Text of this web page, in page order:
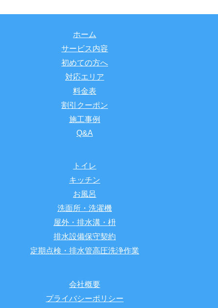
ホーム
サービス内容
初めての方へ
対応エリア
料金表
割引クーポン
施工事例
Q&A
トイレ
キッチン
お風呂
洗面所・洗濯機
屋外・排水溝・枡
排水設備保守契約
定期点検・排水管高圧洗浄作業
会社概要
プライバシーポリシー